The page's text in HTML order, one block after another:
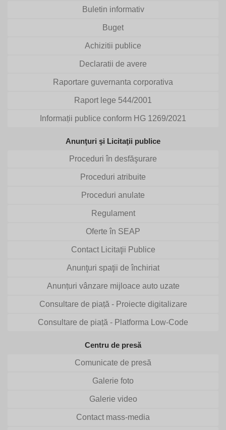
Buletin informativ
Buget
Achizitii publice
Declaratii de avere
Raportare guvernanta corporativa
Raport lege 544/2001
Informații publice conform HG 1269/2021
Anunţuri şi Licitaţii publice
Proceduri în desfăşurare
Proceduri atribuite
Proceduri anulate
Regulament
Oferte în SEAP
Contact Licitaţii Publice
Anunţuri spaţii de închiriat
Anunțuri vânzare mijloace auto uzate
Consultare de piață - Proiecte digitalizare
Consultare de piață - Platforma Low-Code
Centru de presă
Comunicate de presă
Galerie foto
Galerie video
Contact mass-media